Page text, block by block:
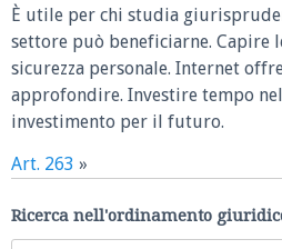
È utile per chi studia
settore può beneficiarne. Capire
sicurezza personale. Internet
approfondire. Investire tempo
investimento per il futuro.
Art. 263 »
Ricerca nell'ordinamento